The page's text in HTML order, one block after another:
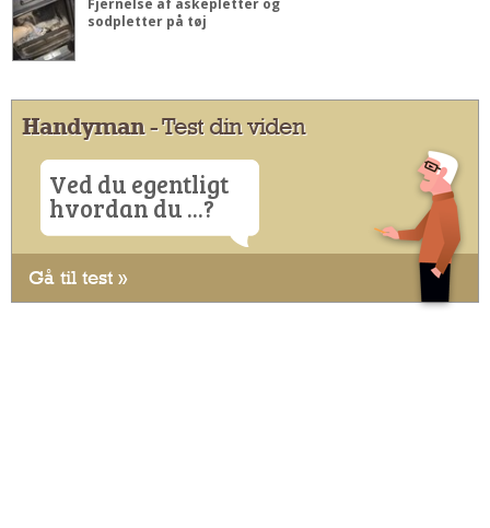
sodpletter på tøj
Handyman- Test din viden
Ved du egentligt
hvordan du ...?
Gå til test »